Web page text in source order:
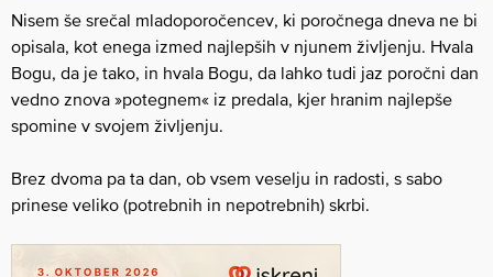
Nisem še srečal mladoporočencev, ki poročnega dneva ne bi
opisala, kot enega izmed najlepših v njunem življenju. Hvala
Bogu, da je tako, in hvala Bogu, da lahko tudi jaz poročni dan
vedno znova »potegnem« iz predala, kjer hranim najlepše
spomine v svojem življenju.
Brez dvoma pa ta dan, ob vsem veselju in radosti, s sabo
prinese veliko (potrebnih in nepotrebnih) skrbi.